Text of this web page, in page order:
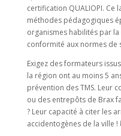
certification QUALIOPI.
méthodes pédagogiques
organismes habilités par la
conformité aux normes de
Exigez des formateurs
la région ont au moins 5
prévention des TMS. Leur
ou des entrepôts de Brax
? Leur capacité à citer les
accidentogènes de la ville !